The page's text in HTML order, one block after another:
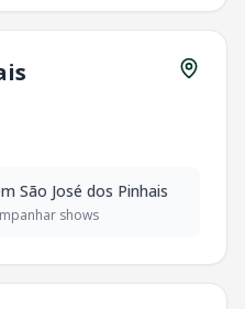
São José dos Pinhais
shows